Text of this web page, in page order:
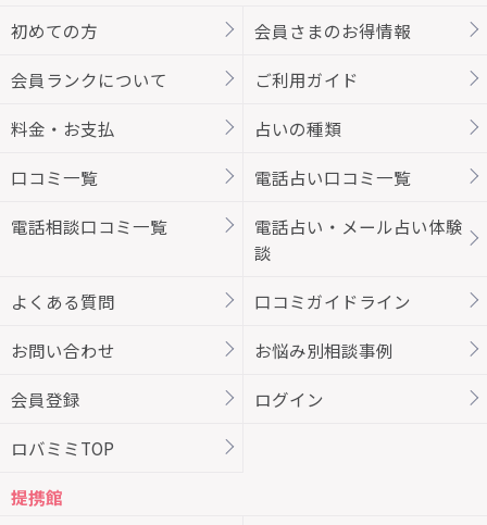
初めての方 会員さまのお得情報
会員ランクについて ご利用ガイド
料金・お支払 占いの種類
口コミ一覧 電話占い口コミ一覧
電話相談口コミ一覧
電話占い・メール占い体験
談
よくある質問 口コミガイドライン
お問い合わせ お悩み別相談事例
会員登録 ログイン
ロバミミTOP
提携館